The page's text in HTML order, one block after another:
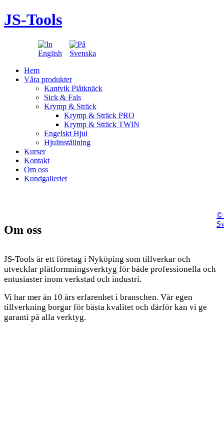
JS-Tools
Hem
Våra produkter
Kantvik Plåtknäck
Sick & Fals
Krymp & Sträck
Krymp & Sträck PRO
Krymp & Sträck TWIN
Engelskt Hjul
Hjulinställning
Kurser
Kontakt
Om oss
Kundgalleriet
Om oss
JS-Tools är ett företag i Nyköping som tillverkar och
utvecklar plåtformningsverktyg för både professionella och
entusiaster inom verkstad och industri.
Vi har mer än 10 års erfarenhet i branschen. Vår egen
tillverkning borgar för bästa kvalitet och därför kan vi ge
garanti på alla verktyg.
©